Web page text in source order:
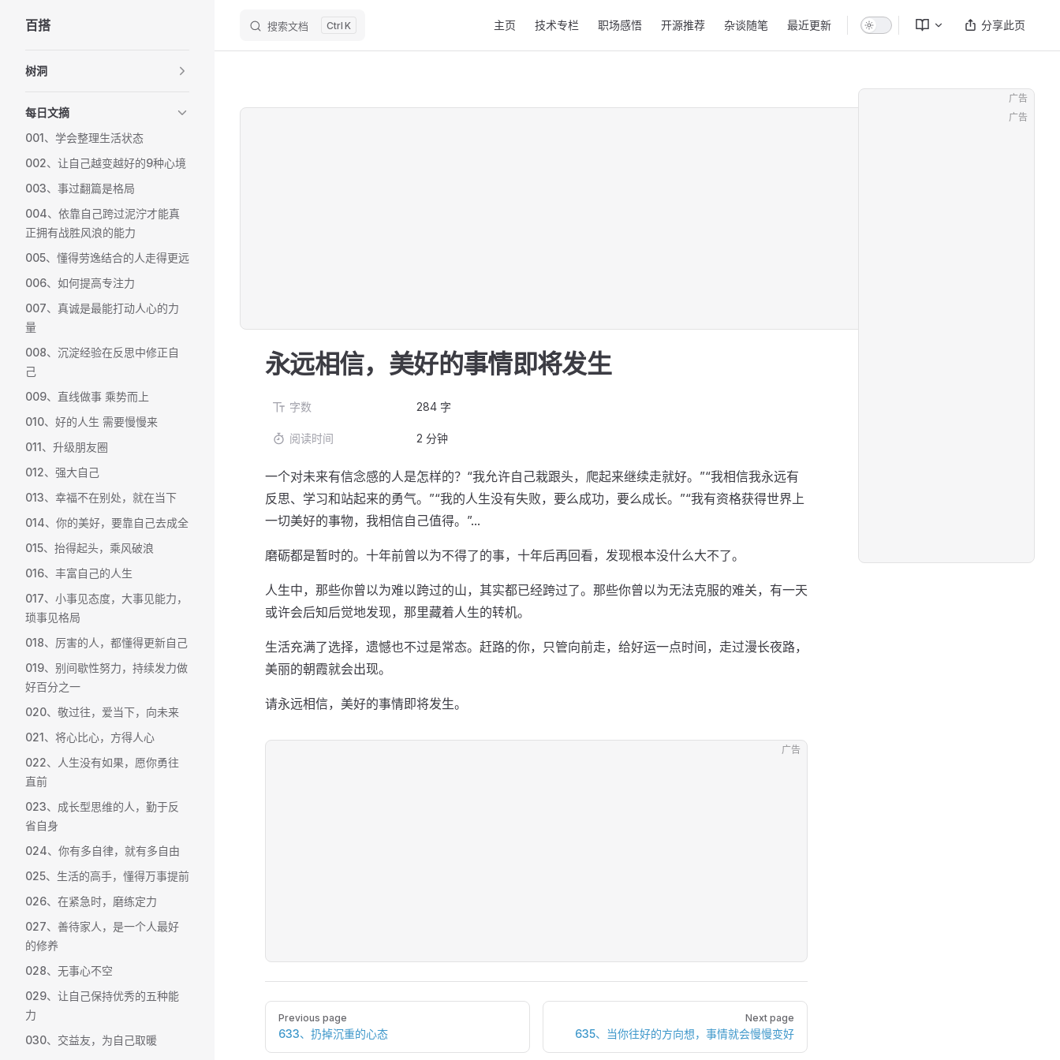
Skip to content
百搭 搜索文档 K 主页 技术专栏 职场感悟 开源推荐 杂谈随笔 最近更新 分享此页
树洞
每日文摘
001、学会整理生活状态
002、让自己越变越好的9种心境
003、事过翻篇是格局
004、依靠自己跨过泥泞才能真
正拥有战胜风浪的能力
005、懂得劳逸结合的人走得更远
006、如何提高专注力
007、真诚是最能打动人心的力
量
008、沉淀经验在反思中修正自
己
009、直线做事 乘势而上
010、好的人生 需要慢慢来
011、升级朋友圈
012、强大自己
013、幸福不在别处，就在当下
014、你的美好，要靠自己去成全
015、抬得起头，乘风破浪
016、丰富自己的人生
017、小事见态度，大事见能力，
琐事见格局
018、厉害的人，都懂得更新自己
019、别间歇性努力，持续发力做
好百分之一
020、敬过往，爱当下，向未来
021、将心比心，方得人心
022、人生没有如果，愿你勇往
直前
023、成长型思维的人，勤于反
省自身
024、你有多自律，就有多自由
025、生活的高手，懂得万事提前
026、在紧急时，磨练定力
027、善待家人，是一个人最好
的修养
028、无事心不空
029、让自己保持优秀的五种能
力
030、交益友，为自己取暖
广告
广告
永远相信，美好的事情即将发生
字数 284 字
阅读时间 2 分钟
一个对未来有信念感的人是怎样的？“我允许自己栽跟头，爬起来继续走就好。”“我相信我永远有
反思、学习和站起来的勇气。”“我的人生没有失败，要么成功，要么成长。”“我有资格获得世界上
一切美好的事物，我相信自己值得。”...
磨砺都是暂时的。十年前曾以为不得了的事，十年后再回看，发现根本没什么大不了。
人生中，那些你曾以为难以跨过的山，其实都已经跨过了。那些你曾以为无法克服的难关，有一天
或许会后知后觉地发现，那里藏着人生的转机。
生活充满了选择，遗憾也不过是常态。赶路的你，只管向前走，给好运一点时间，走过漫长夜路，
美丽的朝霞就会出现。
请永远相信，美好的事情即将发生。
广告
Pager
Previous page
633、扔掉沉重的心态
Next page
635、当你往好的方向想，事情就会慢慢变好